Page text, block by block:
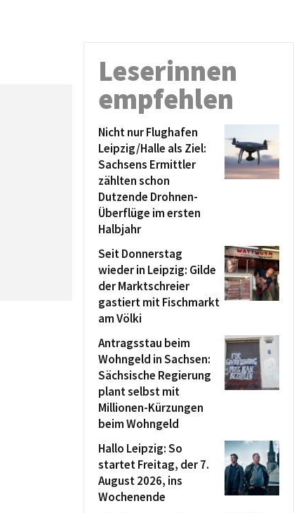
Leserinnen
empfehlen
Nicht nur Flughafen
Leipzig/Halle als Ziel:
Sachsens Ermittler
zählten schon
Dutzende Drohnen-
Überflüge im ersten
Halbjahr
Seit Donnerstag
wieder in Leipzig: Gilde
der Marktschreier
gastiert mit Fischmarkt
am Völki
Antragsstau beim
Wohngeld in Sachsen:
Sächsische Regierung
plant selbst mit
Millionen-Kürzungen
beim Wohngeld
Hallo Leipzig: So
startet Freitag, der 7.
August 2026, ins
Wochenende